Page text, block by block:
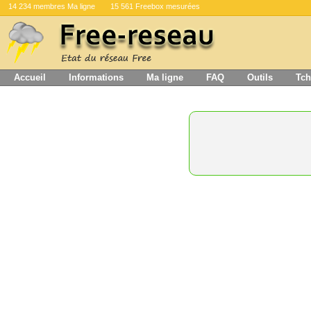
14 234 membres Ma ligne 15 561 Freebox mesurées
Accueil Informations Ma ligne FAQ Outils